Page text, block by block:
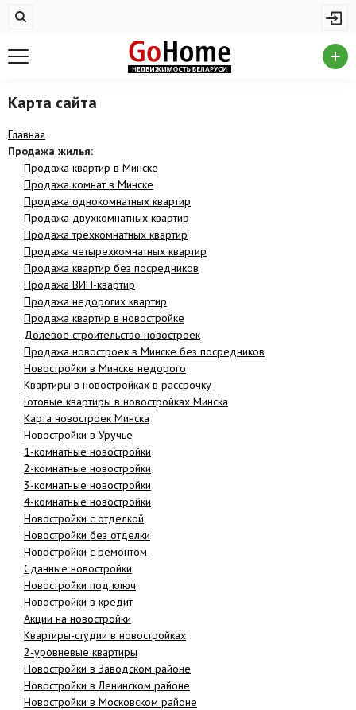
Купить квартиру
Новостройки
Дома/коттеджи/участки
Комерческая недвижимость
Продажа коммерческой недвижимости
Аренда коммерческой недвижимости
Другие разделы
Новости
Агентства
Ремонт квартир
Грузовое такси
Способы оплаты
Реклама на сайте
Карта сайта
Главная
Продажа жилья:
Продажа квартир в Минске
Продажа комнат в Минске
Продажа однокомнатных квартир
Продажа двухкомнатных квартир
Продажа трехкомнатных квартир
Продажа четырехкомнатных квартир
Продажа квартир без посредников
Продажа ВИП-квартир
Продажа недорогих квартир
Продажа квартир в новостройке
Долевое строительство новостроек
Продажа новостроек в Минске без посредников
Новостройки в Минске недорого
Квартиры в новостройках в рассрочку
Готовые квартиры в новостройках Минска
Карта новостроек Минска
Новостройки в Уручье
1-комнатные новостройки
2-комнатные новостройки
3-комнатные новостройки
4-комнатные новостройки
Новостройки с отделкой
Новостройки без отделки
Новостройки с ремонтом
Сданные новостройки
Новостройки под ключ
Новостройки в кредит
Акции на новостройки
Квартиры-студии в новостройках
2-уровневые квартиры
Новостройки в Заводском районе
Новостройки в Ленинском районе
Новостройки в Московском районе